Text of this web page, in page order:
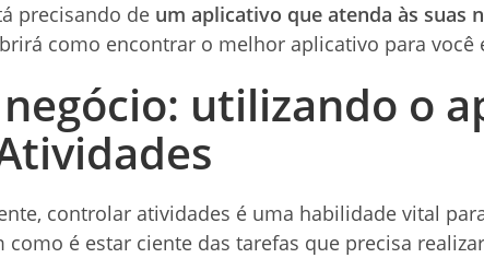
precisando de um aplicativo que atenda às suas
como encontrar o melhor aplicativo para você
utilizando o
controlar atividades é uma habilidade vital
como é estar ciente das tarefas que precisa